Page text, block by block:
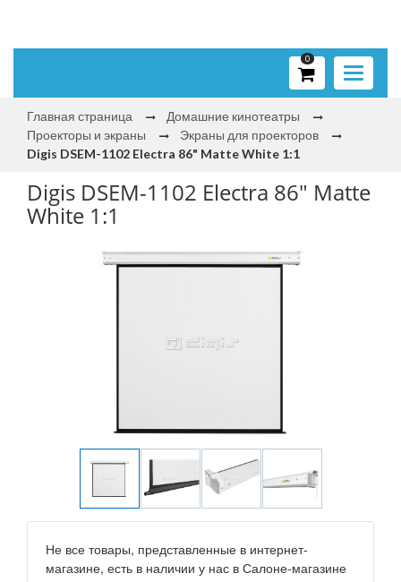
Toggle
0
Главная страница
Домашние кинотеатры
Проекторы и экраны
Экраны для проекторов
Digis DSEM-1102 Electra 86" Matte White 1:1
Digis DSEM-1102 Electra 86" Matte
White 1:1
Не все товары, представленные в интернет-
магазине, есть в наличии у нас в Салоне-магазине